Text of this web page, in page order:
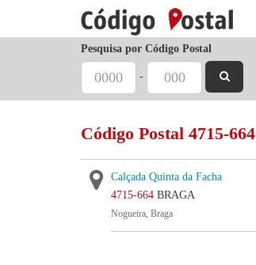
Pesquisa por Código Postal
-
Código Postal 4715-664
Calçada Quinta da Facha
4715-664 BRAGA
Nogueira, Braga